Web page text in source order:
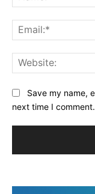
Save my name,
next time I comment.